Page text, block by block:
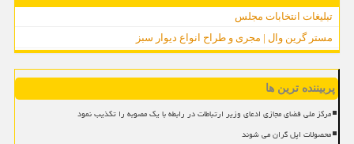
تبلیغات انتخابات مجلس
مستر گرین وال | مجری و طراح انواع دیوار سبز
پربیننده ترین ها
مرکز ملی فضای مجازی ادعای وزیر ارتباطات در رابطه با یک مصوبه را تکذیب نمود
محصولات اپل گران می شوند